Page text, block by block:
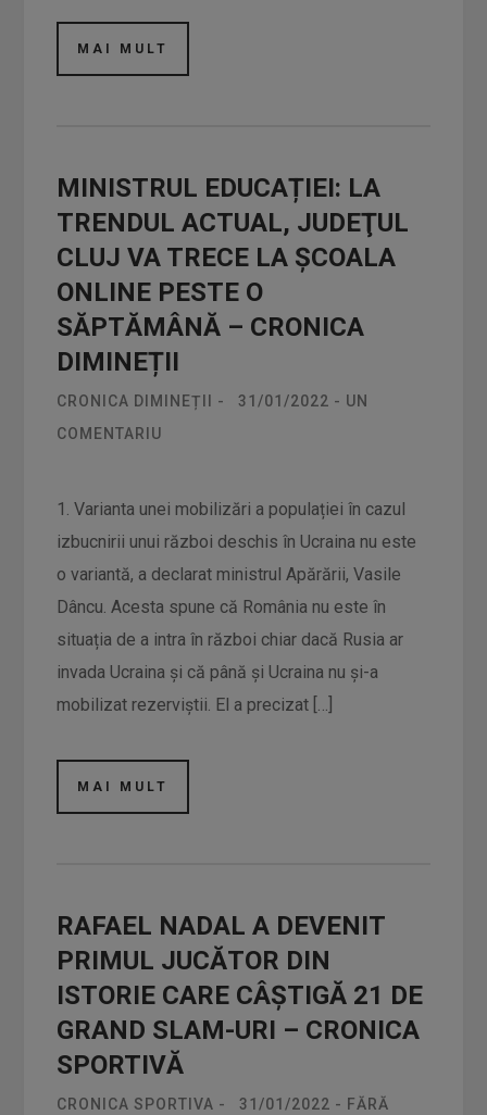
MAI MULT
MINISTRUL EDUCAȚIEI: LA
TRENDUL ACTUAL, JUDEŢUL
CLUJ VA TRECE LA ȘCOALA
ONLINE PESTE O
SĂPTĂMÂNĂ – CRONICA
DIMINEȚII
CRONICA DIMINEȚII - 31/01/2022 - UN
COMENTARIU
1. Varianta unei mobilizări a populației în cazul
izbucnirii unui război deschis în Ucraina nu este
o variantă, a declarat ministrul Apărării, Vasile
Dâncu. Acesta spune că România nu este în
situația de a intra în război chiar dacă Rusia ar
invada Ucraina și că până și Ucraina nu și-a
mobilizat rezerviștii. El a precizat […]
MAI MULT
RAFAEL NADAL A DEVENIT
PRIMUL JUCĂTOR DIN
ISTORIE CARE CÂŞTIGĂ 21 DE
GRAND SLAM-URI – CRONICA
SPORTIVĂ
CRONICA SPORTIVA - 31/01/2022 - FĂRĂ